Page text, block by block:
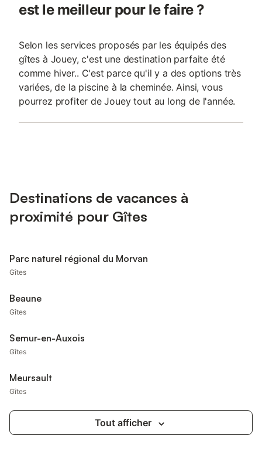
est le meilleur pour le faire ?
Selon les services proposés par les équipés des
gîtes à Jouey, c'est une destination parfaite été
comme hiver.. C'est parce qu'il y a des options très
variées, de la piscine à la cheminée. Ainsi, vous
pourrez profiter de Jouey tout au long de l'année.
Destinations de vacances à
proximité pour Gîtes
Parc naturel régional du Morvan
Gîtes
Beaune
Gîtes
Semur-en-Auxois
Gîtes
Meursault
Gîtes
Tout afficher